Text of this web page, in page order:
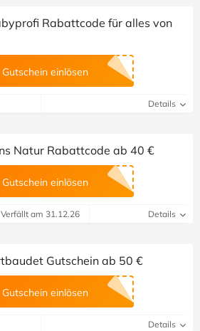
Rabattcode für alles von
Gutschein einlösen
Details
Natur Rabattcode ab 40 €
Gutschein einlösen
Verfällt am 31.12.26 Details
Gutschein ab 50 €
Gutschein einlösen
Details